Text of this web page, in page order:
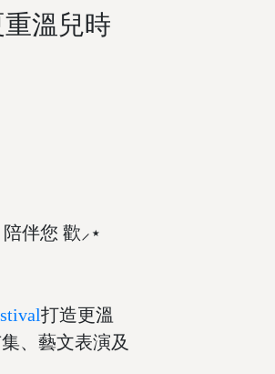
溫兒時
伴您 歡⸝⋆
打造更溫
、藝文表演及